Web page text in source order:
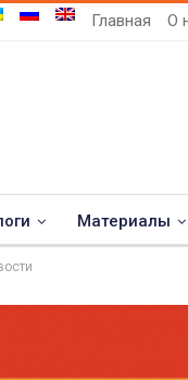
Главная О
Материалы